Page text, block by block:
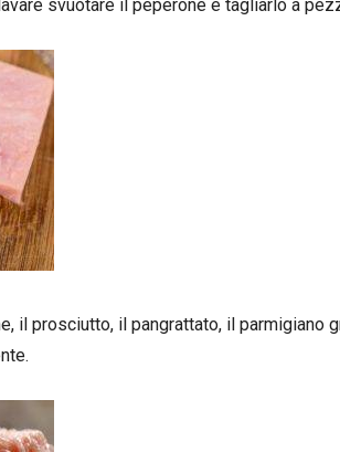
svuotare il peperone e tagliarlo a
il prosciutto, il pangrattato, il parmigiano